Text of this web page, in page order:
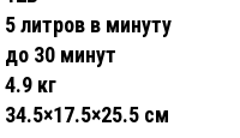
5 литров в минуту
до 30 минут
4.9 кг
34.5×17.5×25.5 см